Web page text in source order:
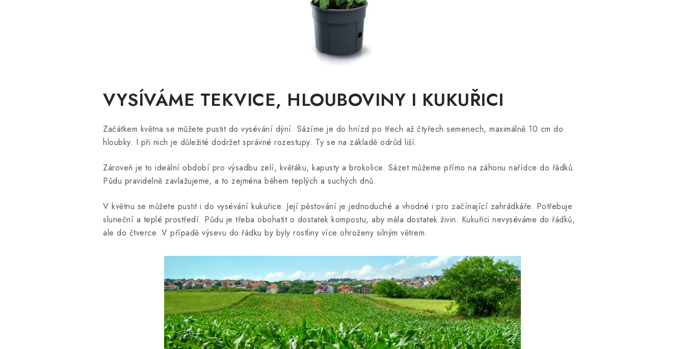
VYSÍVÁME TEKVICE, HLOUBOVINY I KUKUŘICI
Začátkem května se můžete pustit do vysévání dýní. Sázíme je do hnízd po třech až čtyřech semenech, maximálně 10 cm do
hloubky. I při nich je důležité dodržet správné rozestupy. Ty se na základě odrůd liší.
Zároveň je to ideální období pro výsadbu zelí, květáku, kapusty a brokolice. Sázet můžeme přímo na záhonu nařídce do řádků.
Půdu pravidelně zavlažujeme, a to zejména během teplých a suchých dnů.
V květnu se můžete pustit i do vysévání kukuřice. Její pěstování je jednoduché a vhodné i pro začínající zahrádkáře. Potřebuje
sluneční a teplé prostředí. Půdu je třeba obohatit o dostatek kompostu, aby měla dostatek živin. Kukuřici nevyséváme do řádků,
ale do čtverce. V případě výsevu do řádku by byly rostliny více ohroženy silným větrem.